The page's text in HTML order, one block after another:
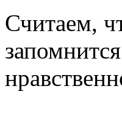
Считаем,